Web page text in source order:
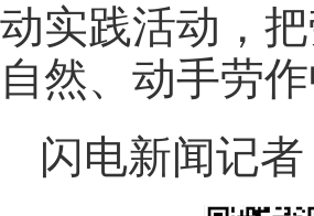
动实践活动，
自然、动手劳
闪电新闻记